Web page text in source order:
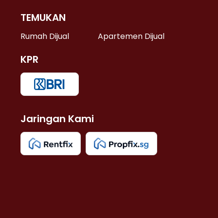
TEMUKAN
Rumah Dijual Apartemen Dijual
KPR
Jaringan Kami